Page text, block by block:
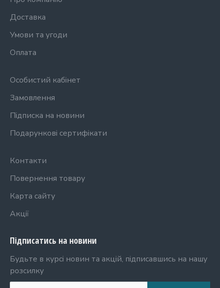
Доставка
Умови та угоди
Оплата
Особистий кабінет
Замовлення
Підписка на новини
Подарункові сертифікати
Контакти
Повернення товару
Карта сайту
Акції
Підписатись на новини
Будьте в курсі новин та акцій, підписавшись на нашу
розсилку